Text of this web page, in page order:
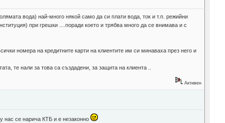
вода) най-много някой само да си плати вода, ток и т.п. режийни
при грешки ....поради което и трябва много да се внимава и с
номера на кредитните карти на клиентите им си минаваха през него и
те нали за това са създадени, за защита на клиента ..
Активен
нас се нарича КТБ и е незаконно